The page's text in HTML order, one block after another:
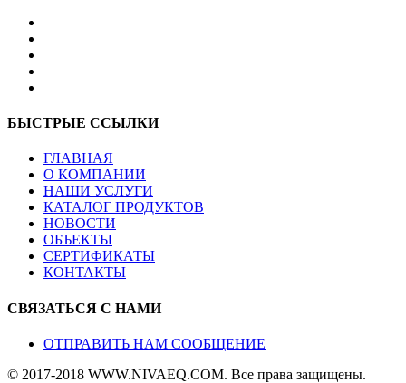
БЫСТРЫЕ ССЫЛКИ
ГЛАВНАЯ
О КОМПАНИИ
НАШИ УСЛУГИ
КАТАЛОГ ПРОДУКТОВ
НОВОСТИ
ОБЪЕКТЫ
СЕРТИФИКАТЫ
КОНТАКТЫ
СВЯЗАТЬСЯ С НАМИ
ОТПРАВИТЬ НАМ СООБЩЕНИЕ
© 2017-2018 WWW.NIVAEQ.COM. Все права защищены.